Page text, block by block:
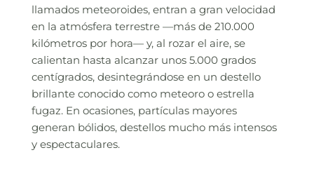
llamados meteoroides, entran a gran velocidad
en la atmósfera terrestre —más de 210.000
kilómetros por hora— y, al rozar el aire, se
calientan hasta alcanzar unos 5.000 grados
centígrados, desintegrándose en un destello
brillante conocido como meteoro o estrella
fugaz. En ocasiones, partículas mayores
generan bólidos, destellos mucho más intensos
y espectaculares.